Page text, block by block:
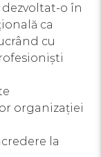
o în
ca
cu
organizației
la